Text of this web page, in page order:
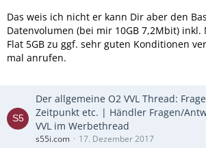
Das weis ich nicht er kann Dir aber den
Datenvolumen (bei mir 10GB 7,2Mbit) inkl.
Flat 5GB zu ggf. sehr guten Konditionen
mal anrufen.
Der allgemeine O2 VVL Thread:
Zeitpunkt etc. | Händler Fragen/
VVL im Werbethread
s55i.com 17. Dezember 2017